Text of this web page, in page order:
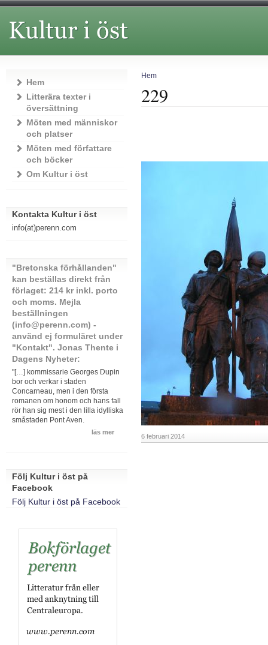
Hem
229
6 februari 2014
Hem
Litterära texter i
översättning
Möten med människor
och platser
Möten med författare
och böcker
Om Kultur i öst
Kontakta Kultur i öst
info(at)perenn.com
"Bretonska förhållanden"
kan beställas direkt från
förlaget: 214 kr inkl. porto
och moms. Mejla
beställningen
(info@perenn.com) -
använd ej formuläret under
"Kontakt". Jonas Thente i
Dagens Nyheter:
"[…] kommissarie Georges Dupin
bor och verkar i staden
Concarneau, men i den första
romanen om honom och hans fall
rör han sig mest i den lilla idylliska
småstaden Pont Aven.
läs mer
Följ Kultur i öst på
Facebook
Följ Kultur i öst på Facebook